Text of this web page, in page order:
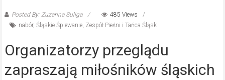
Posted By: Zuzanna Suliga
485 Views
nabór, Śląskie Śpiewanie, Zespół Pieśni i Tańca Śląsk
Organizatorzy przeglądu
zapraszają miłośników śląskich